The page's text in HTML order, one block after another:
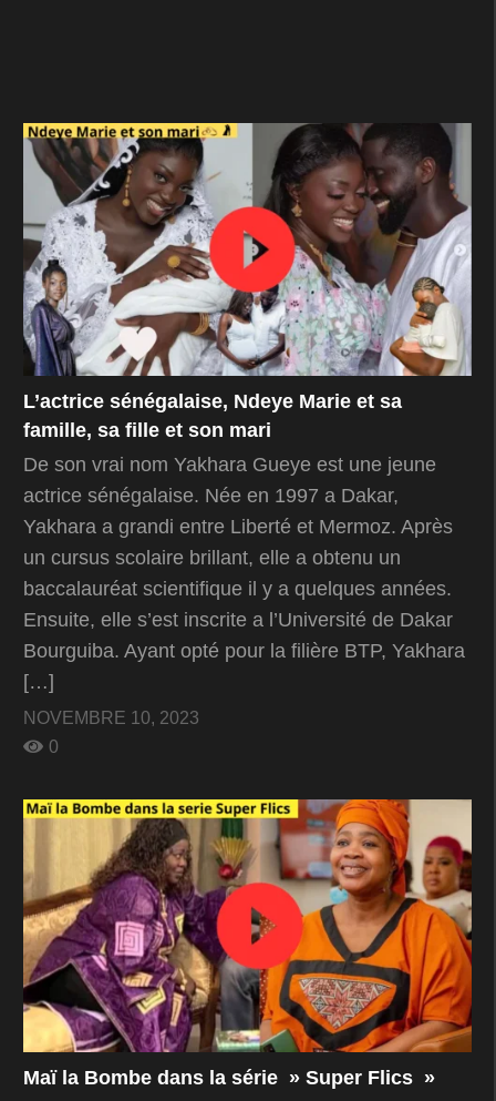
L’actrice sénégalaise, Ndeye Marie et sa
famille, sa fille et son mari
De son vrai nom Yakhara Gueye est une jeune
actrice sénégalaise. Née en 1997 a Dakar,
Yakhara a grandi entre Liberté et Mermoz. Après
un cursus scolaire brillant, elle a obtenu un
baccalauréat scientifique il y a quelques années.
Ensuite, elle s’est inscrite a l’Université de Dakar
Bourguiba. Ayant opté pour la filière BTP, Yakhara
[…]
NOVEMBRE 10, 2023
0
Maï la Bombe dans la série » Super Flics »